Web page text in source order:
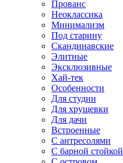
Прованс
Неоклассика
Минимализм
Под старину
Скандинавские
Элитные
Эксклюзивные
Хай-тек
Особенности
Для студии
Для хрущевки
Для дачи
Встроенные
С антресолями
С барной стойкой